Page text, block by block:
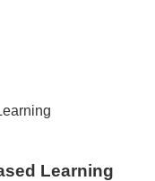
Learning